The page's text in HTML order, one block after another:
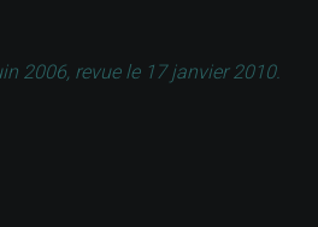
2006, revue le 17 janvier 2010.